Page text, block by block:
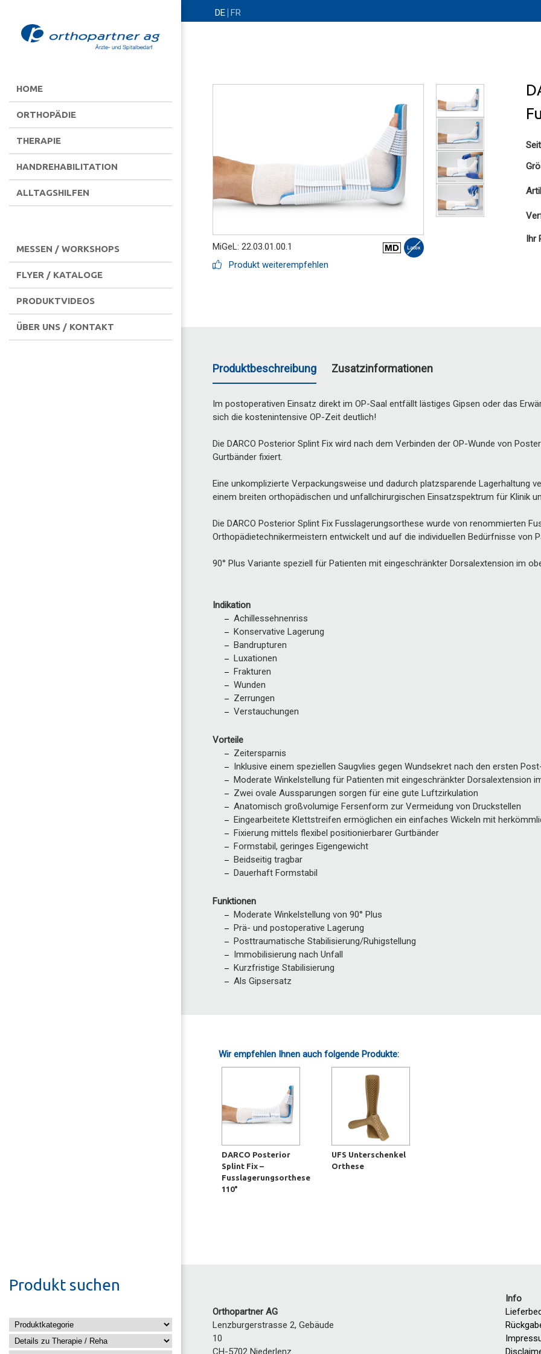
DE FR
HOME
ORTHOPÄDIE
THERAPIE
HANDREHABILITATION
ALLTAGSHILFEN
MESSEN / WORKSHOPS
FLYER / KATALOGE
PRODUKTVIDEOS
ÜBER UNS / KONTAKT
Produkt suchen
MiGeL: 22.03.01.00.1
Produkt weiterempfehlen
Ihr
Produktbeschreibung Zusatzinformationen
Im postoperativen Einsatz direkt im OP-Saal entfällt lästiges Gipsen oder das
sich die kostenintensive OP-Zeit deutlich!
Die DARCO Posterior Splint Fix wird nach dem Verbinden der OP-Wunde von
Gurtbänder fixiert.
Eine unkomplizierte Verpackungsweise und dadurch platzsparende Lagerhaltung
einem breiten orthopädischen und unfallchirurgischen Einsatzspektrum für Klinik
Die DARCO Posterior Splint Fix Fusslagerungsorthese wurde von renommierten
Orthopädietechnikermeistern entwickelt und auf die individuellen Bedürfnisse von
90° Plus Variante speziell für Patienten mit eingeschränkter Dorsalextension im
Indikation
Achillessehnenriss
Konservative Lagerung
Bandrupturen
Luxationen
Frakturen
Wunden
Zerrungen
Verstauchungen
Vorteile
Zeitersparnis
Inklusive einem speziellen Saugvlies gegen Wundsekret nach den ersten
Moderate Winkelstellung für Patienten mit eingeschränkter Dorsalextension
Zwei ovale Aussparungen sorgen für eine gute Luftzirkulation
Anatomisch großvolumige Fersenform zur Vermeidung von Druckstellen
Eingearbeitete Klettstreifen ermöglichen ein einfaches Wickeln mit
Fixierung mittels flexibel positionierbarer Gurtbänder
Formstabil, geringes Eigengewicht
Beidseitig tragbar
Dauerhaft Formstabil
Funktionen
Moderate Winkelstellung von 90° Plus
Prä- und postoperative Lagerung
Posttraumatische Stabilisierung/Ruhigstellung
Immobilisierung nach Unfall
Kurzfristige Stabilisierung
Als Gipsersatz
Wir empfehlen Ihnen auch folgende Produkte:
DARCO Posterior
Splint Fix –
Fusslagerungsorthese
110°
UFS Unterschenkel
Orthese
Orthopartner AG
Lenzburgerstrasse 2, Gebäude
10
CH-5702 Niederlenz
Info